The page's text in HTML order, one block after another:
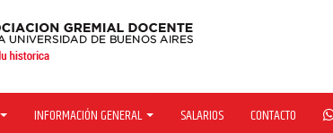
INFORMACIÓN GENERAL SALARIOS CONTACTO